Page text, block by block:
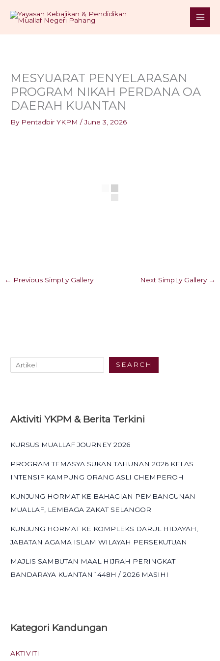
MESYUARAT PENYELARASAN
PROGRAM NIKAH PERDANA OA
DAERAH KUANTAN
By Pentadbir YKPM/June 3, 2026
← Previous SimpLy Gallery Next SimpLy Gallery →
e
h
SEARCH
Aktiviti YKPM & Berita Terkini
KURSUS MUALLAF JOURNEY 2026
PROGRAM TEMASYA SUKAN TAHUNAN 2026 KELAS
INTENSIF KAMPUNG ORANG ASLI CHEMPEROH
KUNJUNG HORMAT KE BAHAGIAN PEMBANGUNAN
MUALLAF, LEMBAGA ZAKAT SELANGOR
KUNJUNG HORMAT KE KOMPLEKS DARUL HIDAYAH,
JABATAN AGAMA ISLAM WILAYAH PERSEKUTUAN
MAJLIS SAMBUTAN MAAL HIJRAH PERINGKAT
BANDARAYA KUANTAN 1448H / 2026 MASIHI
Kategori Kandungan
AKTIVITI